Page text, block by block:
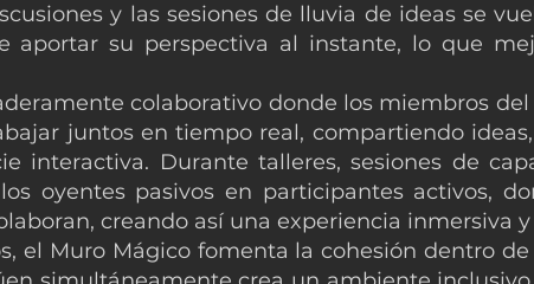
y las sesiones de lluvia de ideas se
aportar su perspectiva al instante, lo que
colaborativo donde los miembros
juntos en tiempo real, compartiendo
interactiva. Durante talleres, sesiones de
oyentes pasivos en participantes activos,
creando así una experiencia inmersiva
el Muro Mágico fomenta la cohesión dentro